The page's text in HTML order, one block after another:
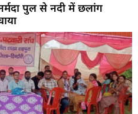
पुल से नदी में छलांग